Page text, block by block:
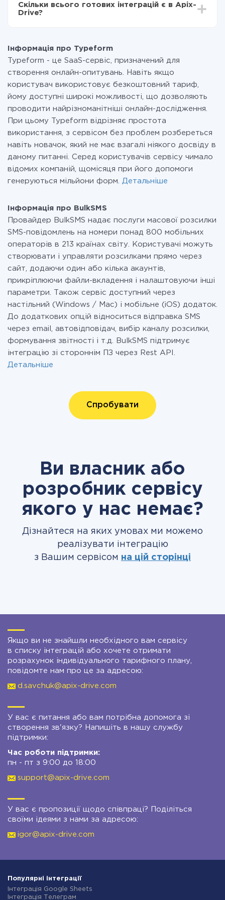
Ви оплачуєте лише кількість даних, які за фактом
передаються з однієї вашої системи в іншу через
при необхідності. Детальніше про
Скільки всього готових інтеграцій є в Apix-
Drive?
Інформація про Typeform
Typeform - це SaaS-сервіс, призначений для
створення онлайн-опитувань. Навіть якщо
користувач використовує безкоштовний тариф,
йому доступні широкі можливості, що дозволяють
проводити найрізноманітніші онлайн-дослідження.
При цьому Typeform відрізняє простота
використання, з сервісом без проблем розбереться
навіть новачок, який не має взагалі ніякого досвіду в
даному питанні. Серед користувачів сервісу чимало
відомих компаній, щомісяця при його допомоги
генеруються мільйони форм. Детальніше
Інформація про BulkSMS
Провайдер BulkSMS надає послуги масової розсилки
SMS-повідомлень на номери понад 800 мобільних
операторів в 213 країнах світу. Користувачі можуть
створювати і управляти розсилками прямо через
сайт, додаючи один або кілька акаунтів,
прикріплюючи файли-вкладення і налаштовуючи інші
параметри. Також сервіс доступний через
настільний (Windows / Mac) і мобільне (iOS) додаток.
До додаткових опцій відноситься відправка SMS
через email, автовідповідач, вибір каналу розсилки,
формування звітності і т.д. BulkSMS підтримує
інтеграцію зі стороннім ПЗ через Rest API.
Детальніше
Спробувати
Ви власник або
розробник сервісу
якого у нас немає?
Дізнайтеся на яких умовах ми можемо
реалізувати інтеграцію
з Вашим сервісом на цій сторінці
Якщо ви не знайшли необхідного вам сервісу
в списку інтеграцій або хочете отримати
розрахунок індивідуального тарифного плану,
повідомте нам про це за адресою:
d.savchuk@apix-drive.com
У вас є питання або вам потрібна допомога зі
створення зв'язку? Напишіть в нашу службу
підтримки:
Час роботи підтримки:
пн - пт з 9:00 до 18:00
support@apix-drive.com
У вас є пропозиції щодо співпраці? Поділіться
своїми ідеями з нами за адресою:
igor@apix-drive.com
Популярні інтеграції
Інтеграція Google Sheets
Інтеграція Телеграм